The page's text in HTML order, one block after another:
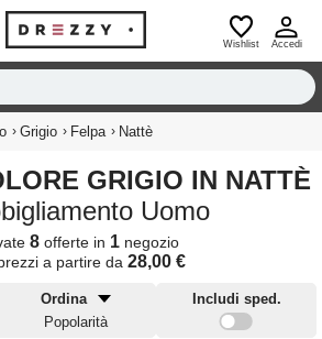
Wishlist Accedi
› Grigio › Felpa › Nattè
GRIGIO IN NATTÈ
Uomo
8 offerte in 1 negozio
a partire da 28,00 €
Ordina
Popolarità
Includi sped.